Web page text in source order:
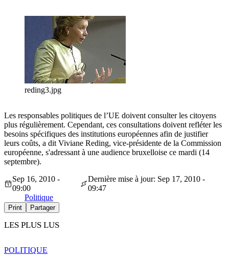
reding3.jpg
Les responsables politiques de l’UE doivent consulter les citoyens
plus régulièrement. Cependant, ces consultations doivent refléter les
besoins spécifiques des institutions européennes afin de justifier
leurs coûts, a dit Viviane Reding, vice-présidente de la Commission
européenne, s'adressant à une audience bruxelloise ce mardi (14
septembre).
Sep 16, 2010 -
09:00
Dernière mise à jour: Sep 17, 2010 -
09:47
Politique
Print Partager
LES PLUS LUS
POLITIQUE